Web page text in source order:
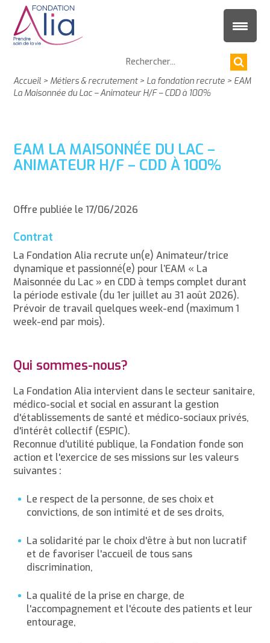
Accueil > Métiers & recrutement> La fondation recrute > EAM
La Maisonnée du Lac – Animateur H/F – CDD à 100%
EAM LA MAISONNÉE DU LAC –
ANIMATEUR H/F – CDD À 100%
Offre publiée le 17/06/2026
Contrat
La Fondation Alia recrute un(e) Animateur/trice
dynamique et passionné(e) pour l’EAM « La
Maisonnée du Lac » en CDD à temps complet durant
la période estivale (du 1er juillet au 31 août 2026).
Prévoir de travail quelques week-end (maximum 1
week-end par mois).
Qui sommes-nous?
La Fondation Alia intervient dans le secteur sanitaire,
médico-social et social en assurant la gestion
d'établissements de santé et médico-sociaux privés,
d'intérêt collectif (ESPIC).
Reconnue d'utilité publique, la Fondation fonde son
action et l'exercice de ses missions sur les valeurs
suivantes :
Le respect de la personne, de ses choix et
convictions, de son intimité et de ses droits,
La solidarité par le choix d'être à but non lucratif
et de favoriser l'accueil de tous sans
discrimination,
La qualité de la prise en charge, de
l'accompagnement et l'écoute des patients et leur
entourage,